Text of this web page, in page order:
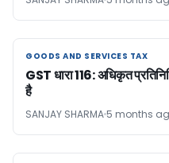
GOODS AND SERVICES TAX
GOODS AND SERVICES TAX
GST धारा 116: अधिकृत
है
SANJAY SHARMA 5 months